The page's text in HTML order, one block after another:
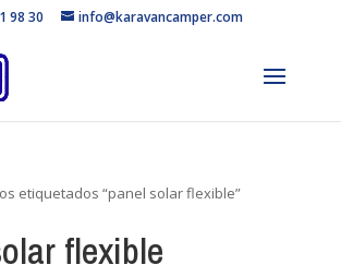
98 30 info@karavancamper.com
etiquetados “panel solar flexible”
flexible